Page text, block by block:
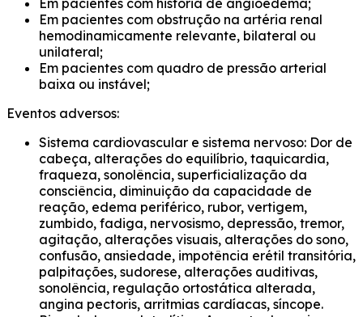
Em pacientes com história de angioedema;
Em pacientes com obstrução na artéria renal
hemodinamicamente relevante, bilateral ou
unilateral;
Em pacientes com quadro de pressão arterial
baixa ou instável;
Eventos adversos:
Sistema cardiovascular e sistema nervoso: Dor de
cabeça, alterações do equilíbrio, taquicardia,
fraqueza, sonolência, superficialização da
consciência, diminuição da capacidade de
reação, edema periférico, rubor, vertigem,
zumbido, fadiga, nervosismo, depressão, tremor,
agitação, alterações visuais, alterações do sono,
confusão, ansiedade, impotência erétil transitória,
palpitações, sudorese, alterações auditivas,
sonolência, regulação ortostática alterada,
angina pectoris, arritmias cardíacas, síncope.